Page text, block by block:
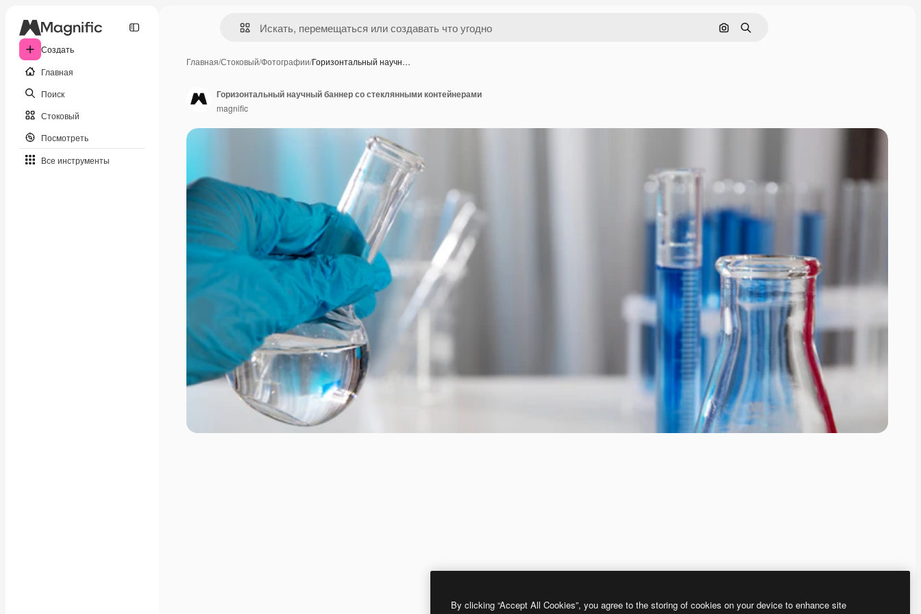
Создать
Главная
Поиск
Стоковый
Посмотреть
Все инструменты
Поиск по изображению
Поиск
Главная/Стоковый/Фотографии/Горизонтальный научн…
Горизонтальный научный баннер со стеклянными контейнерами
magnific
By clicking “Accept All Cookies”, you agree to the storing of cookies on your device to enhance site